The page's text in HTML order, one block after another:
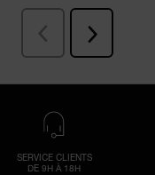
SERVICE CLIENTS
DE 9H À 18H